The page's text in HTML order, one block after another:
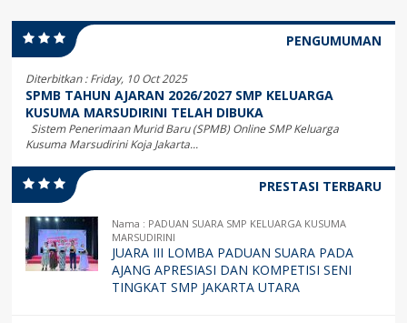
PENGUMUMAN
Diterbitkan :Friday, 10 Oct 2025
SPMB TAHUN AJARAN 2026/2027 SMP KELUARGA
KUSUMA MARSUDIRINI TELAH DIBUKA
Sistem Penerimaan Murid Baru (SPMB) Online SMP Keluarga
Kusuma Marsudirini Koja Jakarta...
PRESTASI TERBARU
Nama : PADUAN SUARA SMP KELUARGA KUSUMA
MARSUDIRINI
JUARA III LOMBA PADUAN SUARA PADA
AJANG APRESIASI DAN KOMPETISI SENI
TINGKAT SMP JAKARTA UTARA